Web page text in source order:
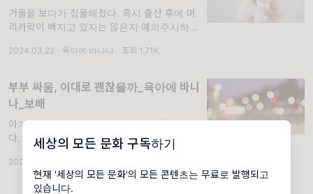
세상의 모든 문화 구독하기
현재 '세상의 모든 문화'의 모든 콘텐츠는 무료로 발행되고
있습니다.
거울을 보다가 침울해졌다. 혹시 출산 후에 머
리카락이 빠지고 있지는 않은지 예의주시하고
과에 달려가 제거했더니 얼굴에는 의료용 밴드
2024.03.22 육아에 바나나 조회 1.71K
부부 싸움, 이대로 괜찮을까_육아에 바나
나_보배
아기가 찾아온 뒤, 우리 부부는 일상처럼 다툰
다. 사이가 좋았던 시절은 전생의 일처럼 아득
하다. 일 년도 안 되는 시간 동안 많은 것이 변
해 버렸다. 볼록했던 배 안에서 조그맣게
2024.08.09